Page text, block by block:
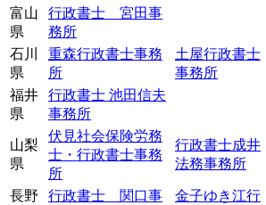
富山
県
行政書士 宮田事
務所
石川
県
重森行政書士事務
所
土屋行政書士
事務所
福井
県
行政書士 池田信夫
事務所
山梨
県
伏見社会保険労務
士・行政書士事務
所
行政書士成井
法務事務所
長野
行政書士 関口事
金子ゆき江行